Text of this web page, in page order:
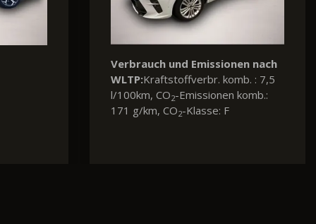
und Emissionen nach
Kraftstoffverbr. komb. : 8,9
-Emissionen komb.:
Verbrauch und
WLTP:Energieverbr.
kWh/100km, CO
komb.: 0 g/km, CO